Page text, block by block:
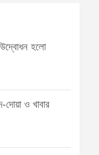
s
m
e
t
হলো
দোয়া ও খাবার